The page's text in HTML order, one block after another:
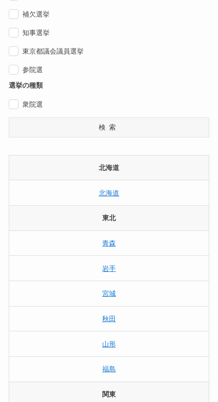
補欠選挙
知事選挙
東京都議会議員選挙
参院選
選挙の種類
衆院選
検索
北海道
北海道
東北
青森
岩手
宮城
秋田
山形
福島
関東